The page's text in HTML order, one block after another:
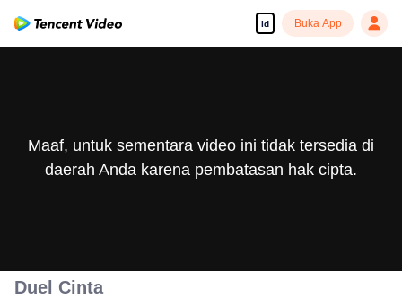
id Buka App
Maaf, untuk sementara video ini tidak tersedia di
daerah Anda karena pembatasan hak cipta.
Duel Cinta